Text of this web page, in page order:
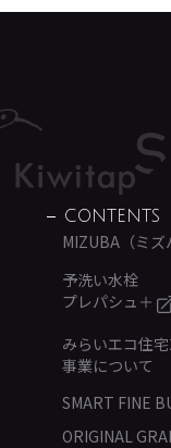
CONTENTS
MIZUBA（ミズ
予洗い水栓
プレパシュ＋
みらいエコ住
事業について
SMART FINE
ORIGINAL